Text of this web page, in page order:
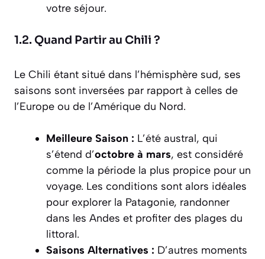
votre séjour.
1.2. Quand Partir au Chili ?
Le Chili étant situé dans l’hémisphère sud, ses
saisons sont inversées par rapport à celles de
l’Europe ou de l’Amérique du Nord.
Meilleure Saison : L’été austral, qui
s’étend d’octobre à mars, est considéré
comme la période la plus propice pour un
voyage. Les conditions sont alors idéales
pour explorer la Patagonie, randonner
dans les Andes et profiter des plages du
littoral.
Saisons Alternatives : D’autres moments